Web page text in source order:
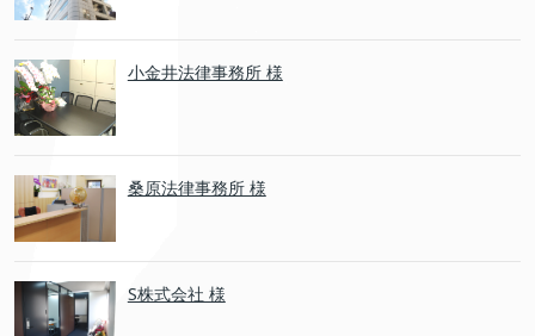
小金井法律事務所 様
桑原法律事務所 様
S株式会社 様